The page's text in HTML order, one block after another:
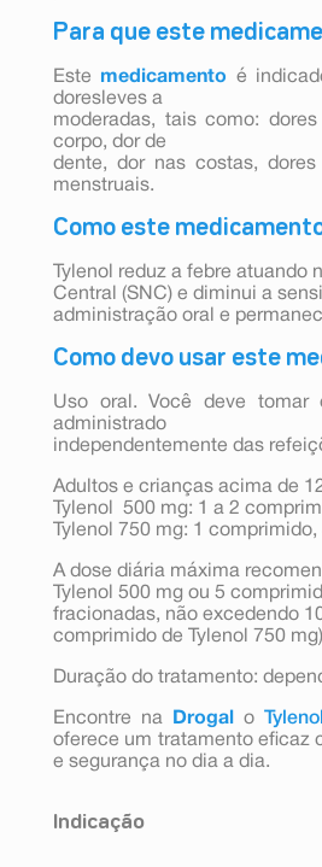
Para que este
Este medicamento
é
doresleves a
moderadas, tais como:
corpo, dor de
dente, dor nas costas,
menstruais.
Como este
Tylenol reduz a febre
Central (SNC) e diminui a
administração oral e
Como devo usar este
Uso oral. Você deve
administrado
independentemente das
Adultos e crianças acima de
Tylenol 500 mg: 1 a 2
Tylenol 750 mg: 1
A dose diária máxima
Tylenol 500 mg ou 5
fracionadas, não excedendo
comprimido de Tylenol 750
Duração do tratamento:
Encontre na Drogal o
oferece um tratamento eficaz
e segurança no dia a dia.
Indicação